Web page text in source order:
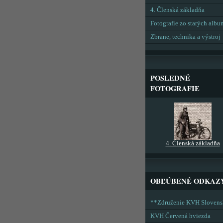
4. Členská základňa
Fotografie zo starých
Zbrane, technika a výstroj
POSLEDNÉ
FOTOGRAFIE
4. Členská základňa
OBĽÚBENÉ
**Združenie KVH
KVH Červená hviezda